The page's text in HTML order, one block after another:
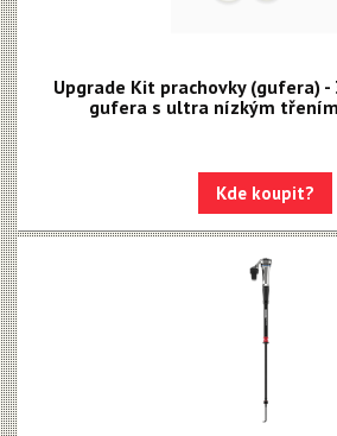
Upgrade Kit prachovky (gufera) -
gufera s ultra nízkým
Kde koupit?